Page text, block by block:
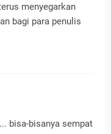
menyegarkan
bagi para penulis
bisa-bisanya sempat